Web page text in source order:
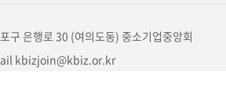
구 은행로 30 (여의도동) 중소기업중앙회
kbizjoin@kbiz.or.kr